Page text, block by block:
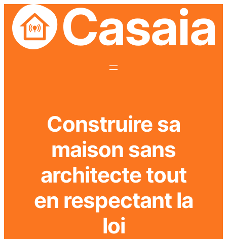
Construire sa
maison sans
architecte tout
en respectant la
loi